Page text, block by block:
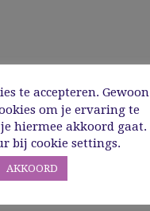
te accepteren. Gewoon
om je ervaring te
hiermee akkoord gaat.
bij cookie settings.
AKKOORD